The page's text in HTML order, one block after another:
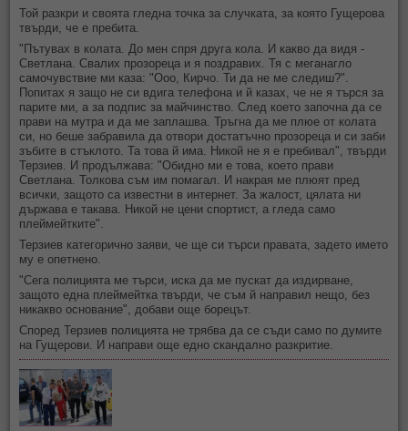
Той разкри и своята гледна точка за случката, за която Гущерова
твърди, че е пребита.
"Пътувах в колата. До мен спря друга кола. И какво да видя -
Светлана. Свалих прозореца и я поздравих. Тя с меганагло
самочувствие ми каза: "Ооо, Кирчо. Ти да не ме следиш?".
Попитах я защо не си вдига телефона и й казах, че не я търся за
парите ми, а за подпис за майчинство. След което започна да се
прави на мутра и да ме заплашва. Тръгна да ме плюе от колата
си, но беше забравила да отвори достатъчно прозореца и си заби
зъбите в стъклото. Та това й има. Никой не я е пребивал", твърди
Терзиев. И продължава: "Обидно ми е това, което прави
Светлана. Толкова съм им помагал. И накрая ме плюят пред
всички, защото са известни в интернет. За жалост, цялата ни
държава е такава. Никой не цени спортист, а гледа само
плеймейтките".
Teрзиев категорично заяви, че ще си търси правата, задето името
му е опетнено.
"Сега полицията ме търси, иска да ме пускат да издирване,
защото една плеймейтка твърди, че съм й направил нещо, без
никакво основание", добави още борецът.
Според Терзиев полицията не трябва да се съди само по думите
на Гущерови. И направи още едно скандално разкритие.